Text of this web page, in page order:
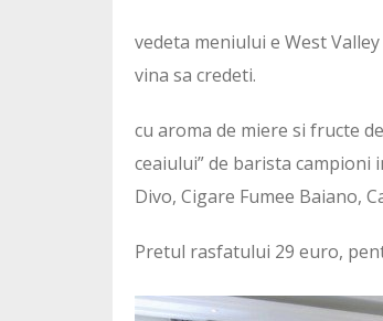
vedeta meniului e West
vina sa credeti.
cu aroma de miere si fructe
ceaiului” de barista
Divo, Cigare Fumee Baiano,
Pretul rasfatului 29 euro,